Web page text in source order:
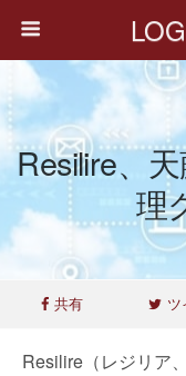
Resilire、
理
共有 ツ
Resilire（レジリア